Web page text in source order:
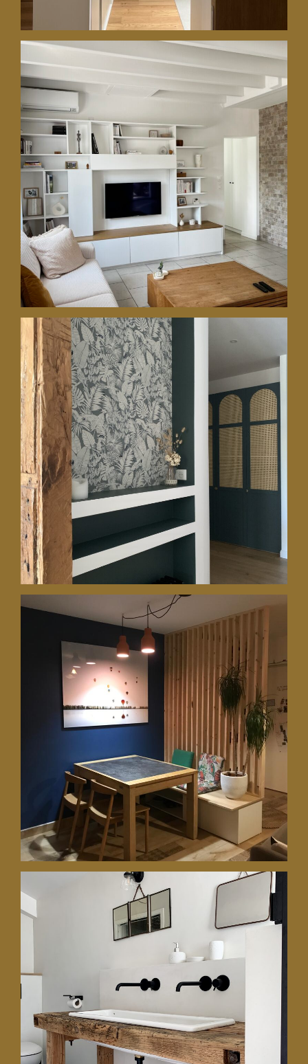
14 août 2024
Du sur-mesure pour magnifier
cette maison récente
19 juin 2023
Rénovation intégrale d’un
appartement de 125 m2
12 septembre 2022
Optimiser un séjour de 29 m2
pour une famille
10 octobre 2021
Décorer une maison pour une
location Airbnb